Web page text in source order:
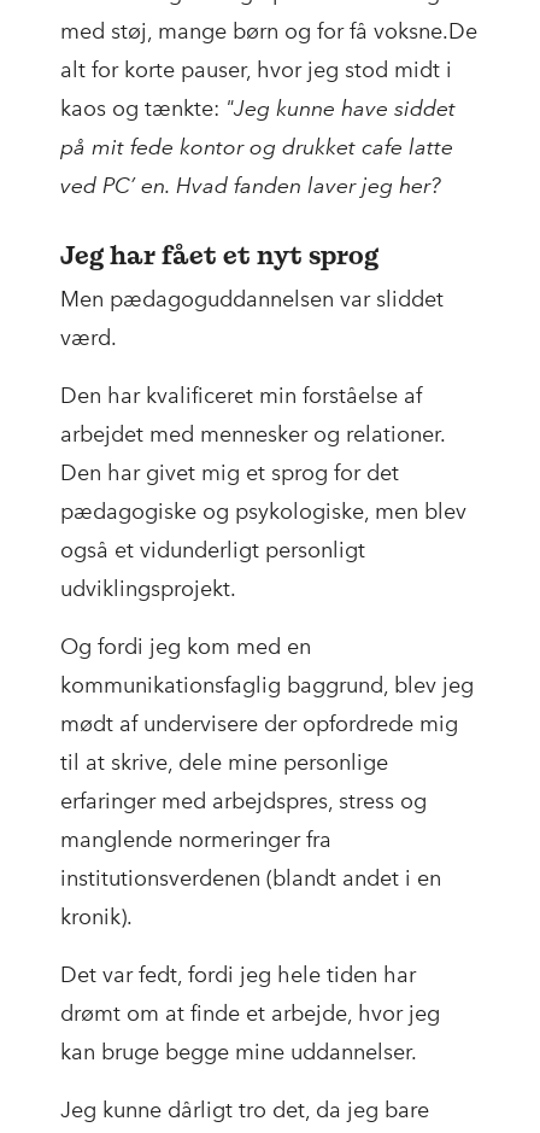
med støj, mange børn og for få voksne.De
alt for korte pauser, hvor jeg stod midt i
kaos og tænkte: "Jeg kunne have siddet
på mit fede kontor og drukket cafe latte
ved PC’ en. Hvad fanden laver jeg her?
Jeg har fået et nyt sprog
Men pædagoguddannelsen var sliddet
værd.
Den har kvalificeret min forståelse af
arbejdet med mennesker og relationer.
Den har givet mig et sprog for det
pædagogiske og psykologiske, men blev
også et vidunderligt personligt
udviklingsprojekt.
Og fordi jeg kom med en
kommunikationsfaglig baggrund, blev jeg
mødt af undervisere der opfordrede mig
til at skrive, dele mine personlige
erfaringer med arbejdspres, stress og
manglende normeringer fra
institutionsverdenen (blandt andet i en
kronik).
Det var fedt, fordi jeg hele tiden har
drømt om at finde et arbejde, hvor jeg
kan bruge begge mine uddannelser.
Jeg kunne dårligt tro det, da jeg bare